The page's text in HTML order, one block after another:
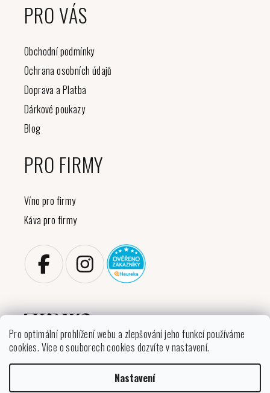
Pro optimální prohlížení webu a zlepšování jeho funkcí používáme
cookies. Více o souborech cookies dozvíte v nastavení.
Nastavení
PRO VÁS
Obchodní podmínky
Ochrana osobních údajů
Doprava a Platba
Dárkové poukazy
Blog
PRO FIRMY
Víno pro firmy
Káva pro firmy
Copyright 2026VINIKO. Všechna práva vyhrazena.
Upravit nastavení cookies